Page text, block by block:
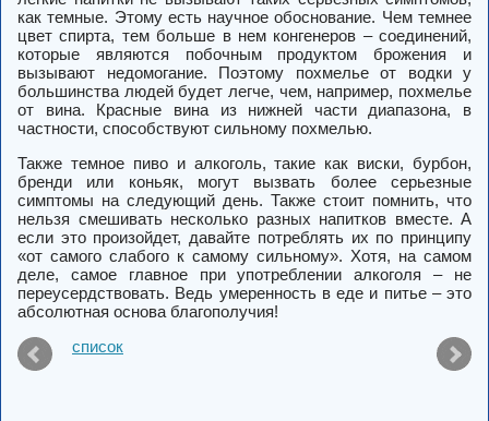
как темные. Этому есть научное обоснование. Чем темнее
цвет спирта, тем больше в нем конгенеров – соединений,
которые являются побочным продуктом брожения и
вызывают недомогание. Поэтому похмелье от водки у
большинства людей будет легче, чем, например, похмелье
от вина. Красные вина из нижней части диапазона, в
частности, способствуют сильному похмелью.
Также темное пиво и алкоголь, такие как виски, бурбон,
бренди или коньяк, могут вызвать более серьезные
симптомы на следующий день. Также стоит помнить, что
нельзя смешивать несколько разных напитков вместе. А
если это произойдет, давайте потреблять их по принципу
«от самого слабого к самому сильному». Хотя, на самом
деле, самое главное при употреблении алкоголя – не
переусердствовать. Ведь умеренность в еде и питье – это
абсолютная основа благополучия!
список